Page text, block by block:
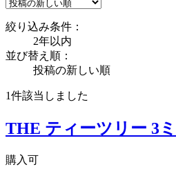
絞り込み条件：
2年以内
並び替え順：
投稿の新しい順
1件該当しました
THE ティーツリー 3
購入可